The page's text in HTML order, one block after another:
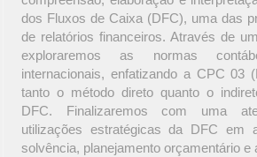
dos Fluxos de Caixa (DFC), uma das
de relatórios financeiros. Através de
exploraremos as normas
internacionais, enfatizando a CPC 03
tanto o método direto quanto o
DFC. Finalizaremos com uma
utilizações estratégicas da DFC em
solvência, planejamento orçamentário e